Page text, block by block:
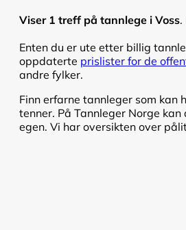
Viser 1 treff på tannlege i Voss.
Enten du er ute etter billig
oppdaterte prislister for de
andre fylker.
Finn erfarne tannleger som kan
tenner. På Tannleger Norge
egen. Vi har oversikten over